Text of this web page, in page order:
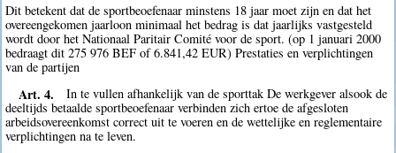
Dit betekent dat de sportbeoefenaar minstens 18 jaar moet zijn en dat het
overeengekomen jaarloon minimaal het bedrag is dat jaarlijks vastgesteld
wordt door het Nationaal Paritair Comité voor de sport. (op 1 januari 2000
bedraagt dit 275 976 BEF of 6.841,42 EUR) Prestaties en verplichtingen
van de partijen
Art. 4.
In te vullen afhankelijk van de sporttak De werkgever alsook de
deeltijds betaalde sportbeoefenaar verbinden zich ertoe de afgesloten
arbeidsovereenkomst correct uit te voeren en de wettelijke en reglementaire
verplichtingen na te leven.